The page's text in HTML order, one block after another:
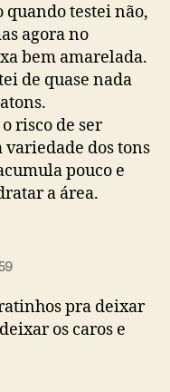
quando testei não,
agora no
bem amarelada.
de quase nada
risco de ser
variedade dos tons
pouco e
a área.
pra deixar
os caros e